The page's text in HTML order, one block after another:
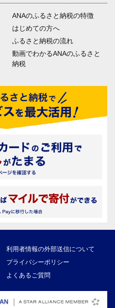
ANAのふるさと納税の特徴
はじめての方へ
ふるさと納税の流れ
動画でわかるANAのふるさと
納税
利用者情報の外部送信について
プライバシーポリシー
よくあるご質問